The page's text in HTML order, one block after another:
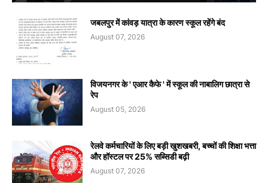
जबलपुर में कांवड़ यात्रा के कारण स्कूल रहेंगे बंद
August 07, 2026
विजयनगर के ' एआर कैफे ' में स्कूल की नाबालिग छात्रा से
रेप
August 05, 2026
रेलवे कर्मचारियों के लिए बड़ी खुशखबरी, बच्चों की शिक्षा भत्ता
और हॉस्टल पर 25% सब्सिडी बढ़ी
August 07, 2026